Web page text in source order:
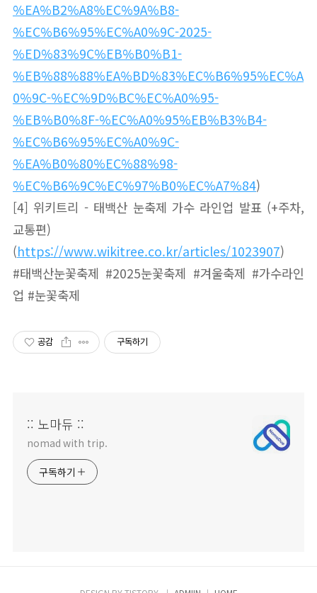
%EA%B2%A8%EC%9A%B8-
%EC%B6%95%EC%A0%9C-2025-
%ED%83%9C%EB%B0%B1-
%EB%88%88%EA%BD%83%EC%B6%95%EC%A
0%9C-%EC%9D%BC%EC%A0%95-
%EB%B0%8F-%EC%A0%95%EB%B3%B4-
%EC%B6%95%EC%A0%9C-
%EA%B0%80%EC%88%98-
%EC%B6%9C%EC%97%B0%EC%A7%84)
[4] 위키트리 - 태백산 눈축제 가수 라인업 발표 (+주차,
교통편)
(https://www.wikitree.co.kr/articles/1023907)
#태백산눈꽃축제 #2025눈꽃축제 #겨울축제 #가수라인
업 #눈꽃축제
공감 구독하기
:: 노마듀 ::
nomad with trip.
구독하기